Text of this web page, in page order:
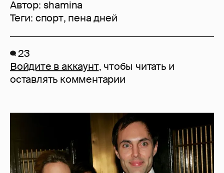
Автор: shamina
Теги: спорт, пена дней
23
Войдите в аккаунт, чтобы читать и
оставлять комментарии